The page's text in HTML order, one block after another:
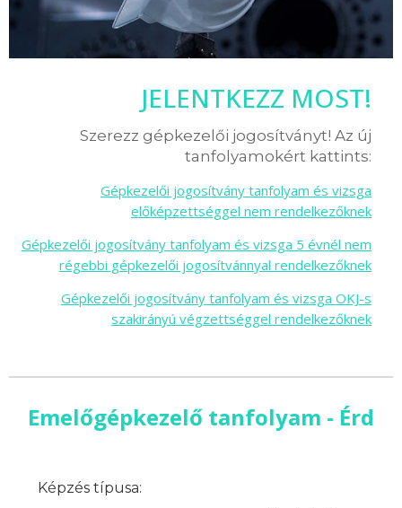
JELENTKEZZ MOST!
Szerezz gépkezelői jogosítványt! Az új
tanfolyamokért kattints:
Gépkezelői jogosítvány tanfolyam és vizsga
előképzettséggel nem rendelkezőknek
Gépkezelői jogosítvány tanfolyam és vizsga 5 évnél nem
régebbi gépkezelői jogosítvánnyal rendelkezőknek
Gépkezelői jogosítvány tanfolyam és vizsga OKJ-s
szakirányú végzettséggel rendelkezőknek
Emelőgépkezelő tanfolyam - Érd
Képzés típusa: